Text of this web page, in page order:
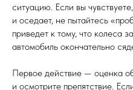
ситуацию. Если вы
и оседает, не пытайтесь
приведет к тому, что колеса
автомобиль окончательно
Первое действие — оценка
и осмотрите препятствие.